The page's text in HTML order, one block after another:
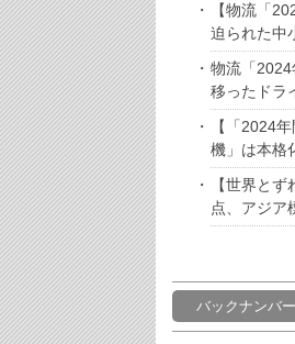
【物流「
迫られた中
物流「
移ったドラ
【「2024
機」は本格
【世界と
点、アジア
バックナンバー